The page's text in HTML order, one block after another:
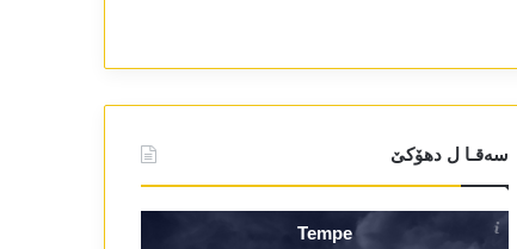
سەقـا ل دھۆکێ
Tempe